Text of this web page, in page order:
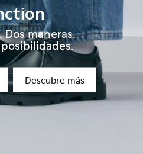
Dos maneras.
Descubre más